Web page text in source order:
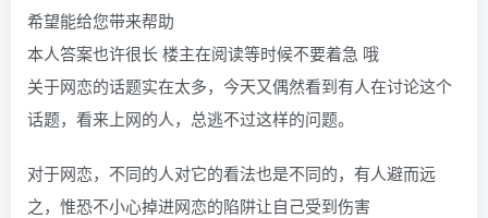
希望能给您带来帮助
本人答案也许很长 楼主在阅读等时候不要着急 哦
关于网恋的话题实在太多，今天又偶然看到有人在讨论这个
话题，看来上网的人，总逃不过这样的问题。
对于网恋，不同的人对它的看法也是不同的，有人避而远
之，惟恐不小心掉进网恋的陷阱让自己受到伤害